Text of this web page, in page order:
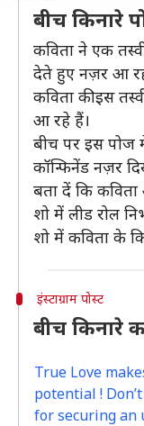
बीच किनारे
कविता ने एक
देते हुए नज़र आ
कविता की इस
आ रहे हैं।
बीच पर इस पोज
कॉन्फिनेंड नज़र
बता दें कि
शो में लीड रोल
शो में कविता के
इंस्टाग्राम पोस्ट
बीच किनारे
True Love
potential !
for securing an